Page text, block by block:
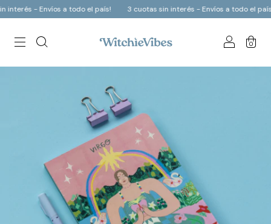
Envíos a todo el país! 3 cuotas sin interés - Envíos a todo el país! 3
0